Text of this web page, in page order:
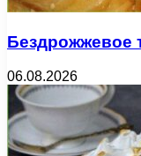
Бездрожжевое
06.08.2026